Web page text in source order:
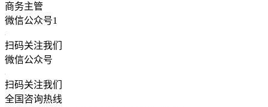
商务主管
微信公众号1
扫码关注我们
微信公众号
扫码关注我们
全国咨询热线